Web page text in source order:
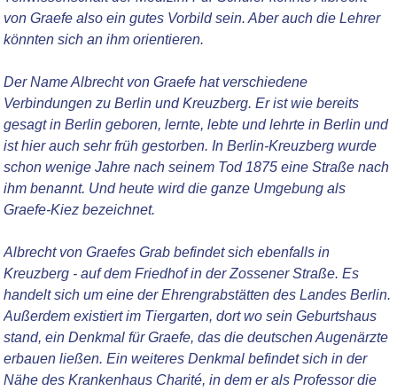
von Graefe also ein gutes Vorbild sein. Aber auch die Lehrer
könnten sich an ihm orientieren.
Der Name Albrecht von Graefe hat verschiedene
Verbindungen zu Berlin und Kreuzberg. Er ist wie bereits
gesagt in Berlin geboren, lernte, lebte und lehrte in Berlin und
ist hier auch sehr früh gestorben. In Berlin-Kreuzberg wurde
schon wenige Jahre nach seinem Tod 1875 eine Straße nach
ihm benannt. Und heute wird die ganze Umgebung als
Graefe-Kiez bezeichnet.
Albrecht von Graefes Grab befindet sich ebenfalls in
Kreuzberg - auf dem Friedhof in der Zossener Straße. Es
handelt sich um eine der Ehrengrabstätten des Landes Berlin.
Außerdem existiert im Tiergarten, dort wo sein Geburtshaus
stand, ein Denkmal für Graefe, das die deutschen Augenärzte
erbauen ließen. Ein weiteres Denkmal befindet sich in der
Nähe des Krankenhaus Charité, in dem er als Professor die